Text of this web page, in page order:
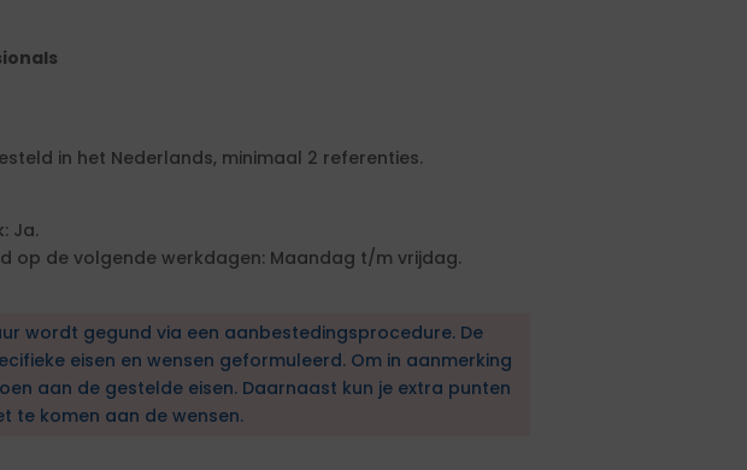
in het Nederlands, minimaal 2 referenties.
Ja.
op de volgende werkdagen: Maandag t/m vrijdag.
wordt gegund via een aanbestedingsprocedure. De
eisen en wensen geformuleerd. Om in aanmerking
aan de gestelde eisen. Daarnaast kun je extra punten
te komen aan de wensen.